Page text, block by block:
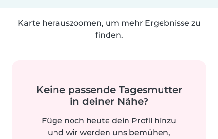
Karte herauszoomen, um mehr Ergebnisse zu
finden.
Keine passende Tagesmutter
in deiner Nähe?
Füge noch heute dein Profil hinzu
und wir werden uns bemühen,